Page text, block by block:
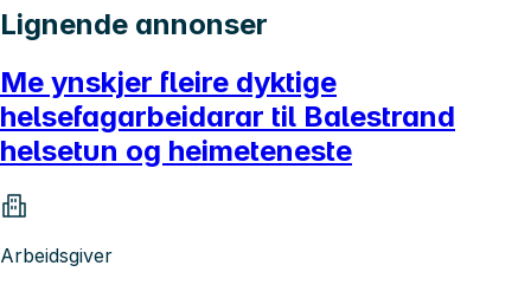
Lignende annonser
Me ynskjer fleire dyktige
helsefagarbeidarar til Balestrand
helsetun og heimeteneste
Arbeidsgiver